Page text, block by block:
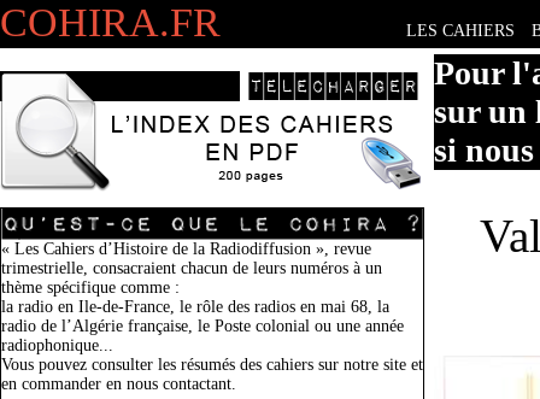
COHIRA.FR LES CAHIERS
« Les Cahiers d’Histoire de la Radiodiffusion », revue
trimestrielle, consacraient chacun de leurs numéros à un
thème spécifique comme :
la radio en Ile-de-France, le rôle des radios en mai 68, la
radio de l’Algérie française, le Poste colonial ou une année
radiophonique...
Vous pouvez consulter les résumés des cahiers sur notre site et
en commander en nous contactant.
Pour
sur un
si